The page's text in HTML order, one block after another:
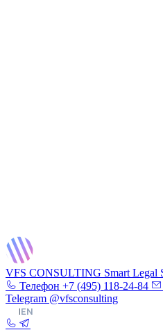
VFS CONSULTING Smart Legal
Телефон +7 (495) 118-24-84
Telegram @vfsconsulting
|EN